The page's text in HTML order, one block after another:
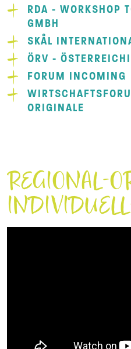
RDA - WORKSHOP
GMBH
SKÅL
ÖRV -
FORUM INCOMING
ORIGINALE
REGIONAL-